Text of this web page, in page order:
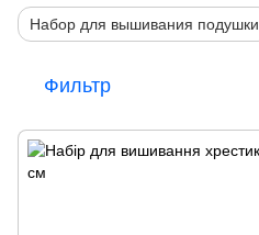
Набор для вышивания подушки
Фильтр